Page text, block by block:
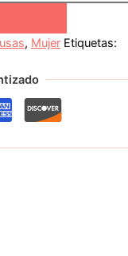
, Mujer Etiquetas: